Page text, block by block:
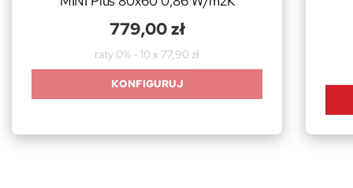
779,00 zł
raty 0% - 10 x 77,90 zł
KONFIGURUJ